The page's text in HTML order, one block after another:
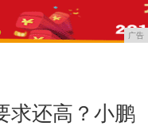
广告
求还高？小鹏